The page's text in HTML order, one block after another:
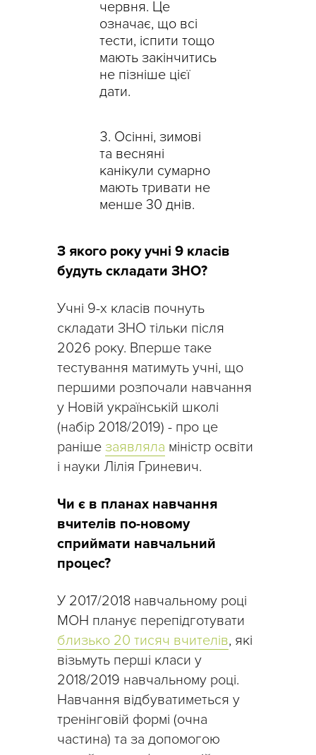
червня. Це
означає, що всі
тести, іспити тощо
мають закінчитись
не пізніше цієї
дати.
Осінні, зимові
та весняні
канікули сумарно
мають тривати не
менше 30 днів.
З якого року учні 9 класів
будуть складати ЗНО?
Учні 9-х класів почнуть
складати ЗНО тільки після
2026 року. Вперше таке
тестування матимуть учні, що
першими розпочали навчання
у Новій українській школі
(набір 2018/2019) - про це
раніше заявляла міністр освіти
і науки Лілія Гриневич.
Чи є в планах навчання
вчителів по-новому
сприймати навчальний
процес?
У 2017/2018 навчальному році
МОН планує перепідготувати
близько 20 тисяч вчителів, які
візьмуть перші класи у
2018/2019 навчальному році.
Навчання відбуватиметься у
тренінговій формі (очна
частина) та за допомогою